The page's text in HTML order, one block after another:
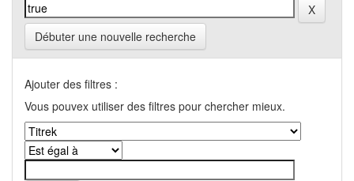
Débuter une nouvelle recherche
Ajouter des filtres :
Vous pouvex utiliser des filtres pour chercher mieux.